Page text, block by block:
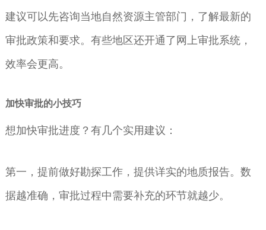
建议可以先咨询当地自然资源主管部门，了解最新的
审批政策和要求。有些地区还开通了网上审批系统，
效率会更高。
加快审批的小技巧
想加快审批进度？有几个实用建议：
第一，提前做好勘探工作，提供详实的地质报告。数
据越准确，审批过程中需要补充的环节就越少。